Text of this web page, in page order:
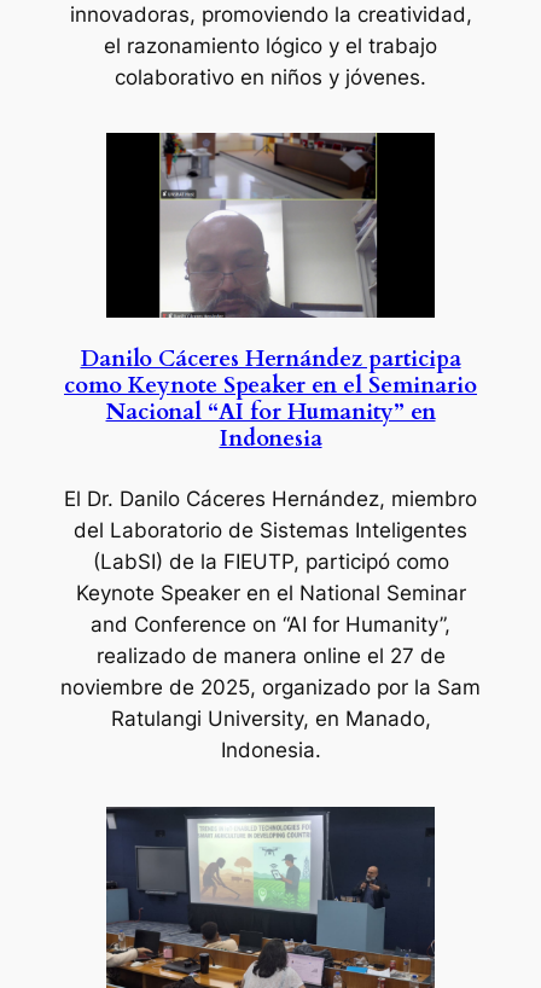
innovadoras, promoviendo la creatividad,
el razonamiento lógico y el trabajo
colaborativo en niños y jóvenes.
Danilo Cáceres Hernández participa
como Keynote Speaker en el Seminario
Nacional “AI for Humanity” en
Indonesia
El Dr. Danilo Cáceres Hernández, miembro
del Laboratorio de Sistemas Inteligentes
(LabSI) de la FIEUTP, participó como
Keynote Speaker en el National Seminar
and Conference on “AI for Humanity”,
realizado de manera online el 27 de
noviembre de 2025, organizado por la Sam
Ratulangi University, en Manado,
Indonesia.